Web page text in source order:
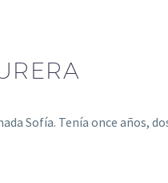
Sofía. Tenía once años,